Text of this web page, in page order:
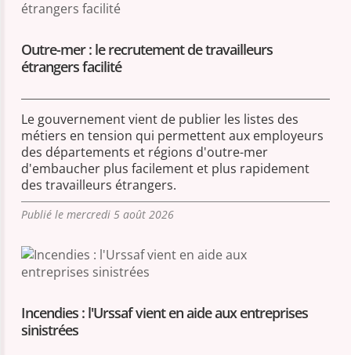
Outre-mer : le recrutement de travailleurs
étrangers facilité
Le gouvernement vient de publier les listes des
métiers en tension qui permettent aux employeurs
des départements et régions d'outre-mer
d'embaucher plus facilement et plus rapidement
des travailleurs étrangers.
Publié le mercredi 5 août 2026
Incendies : l'Urssaf vient en aide aux entreprises
sinistrées